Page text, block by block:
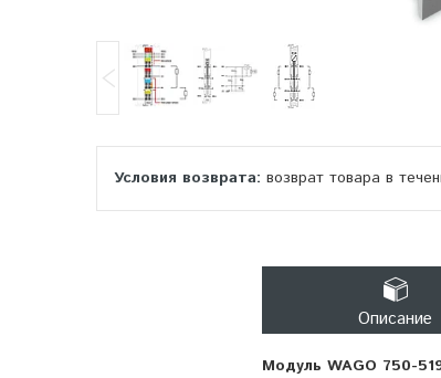
возврат товара в
Описание
Модуль WAGO 750-